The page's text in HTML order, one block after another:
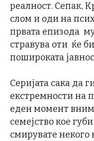
реалност. Сепак,
слом и оди на
првата епизода
стравува оти ќе
пошироката
Серијата сака да
екстремности на
еден момент
семејство кое
смирувате некого